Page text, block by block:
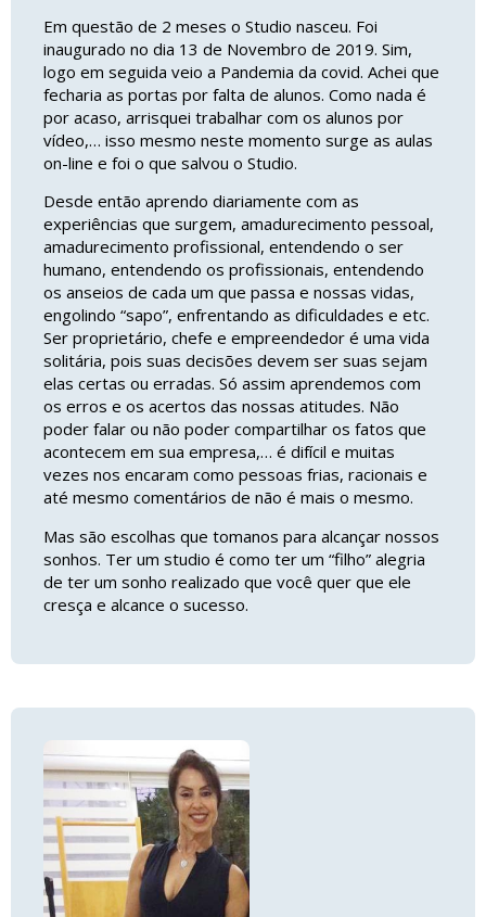
Em questão de 2 meses o Studio nasceu. Foi
inaugurado no dia 13 de Novembro de 2019. Sim,
logo em seguida veio a Pandemia da covid. Achei que
fecharia as portas por falta de alunos. Como nada é
por acaso, arrisquei trabalhar com os alunos por
vídeo,… isso mesmo neste momento surge as aulas
on-line e foi o que salvou o Studio.
Desde então aprendo diariamente com as
experiências que surgem, amadurecimento pessoal,
amadurecimento profissional, entendendo o ser
humano, entendendo os profissionais, entendendo
os anseios de cada um que passa e nossas vidas,
engolindo “sapo”, enfrentando as dificuldades e etc.
Ser proprietário, chefe e empreendedor é uma vida
solitária, pois suas decisões devem ser suas sejam
elas certas ou erradas. Só assim aprendemos com
os erros e os acertos das nossas atitudes. Não
poder falar ou não poder compartilhar os fatos que
acontecem em sua empresa,… é difícil e muitas
vezes nos encaram como pessoas frias, racionais e
até mesmo comentários de não é mais o mesmo.
Mas são escolhas que tomanos para alcançar nossos
sonhos. Ter um studio é como ter um “filho” alegria
de ter um sonho realizado que você quer que ele
cresça e alcance o sucesso.